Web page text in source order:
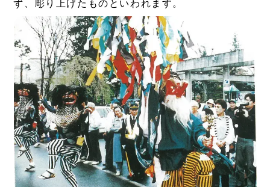
ず、彫り上げたものといわれます。